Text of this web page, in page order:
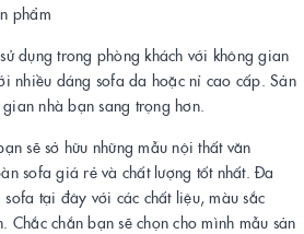
phẩm
dụng trong phòng khách với không gian
nhiều dáng sofa da hoặc nỉ cao cấp. Sản
nhà bạn sang trọng hơn.
sẽ sở hữu những mẫu nội thất văn
sofa giá rẻ và chất lượng tốt nhất. Đa
tại đây với các chất liệu, màu sắc
Chắc chắn bạn sẽ chọn cho mình mẫu sản